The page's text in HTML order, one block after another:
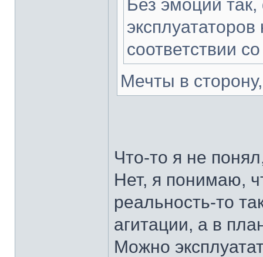
Без эмоций
соответствии
Мечты в
Что-то я не
Нет, я понимаю,
реальность-то
агитации, а в
Можно